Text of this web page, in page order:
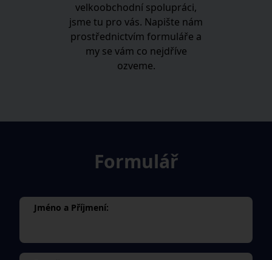
velkoobchodní spolupráci,
jsme tu pro vás. Napište nám
prostřednictvím formuláře a
my se vám co nejdříve
ozveme.
Formulář
Jméno a Příjmení: